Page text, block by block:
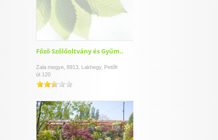
Főző Szőlőoltvány és Gyűm..
Zala megye, 8913, Lakhegy, Petőfi
út 120